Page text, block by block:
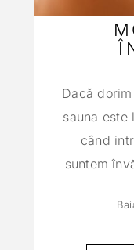
Dacă
sauna este
când
suntem